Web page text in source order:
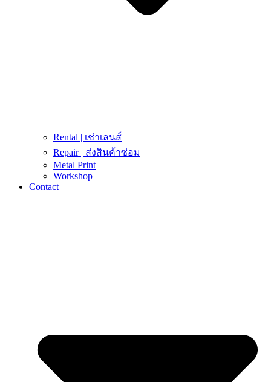
Rental | เช่าเลนส์
Repair | ส่งสินค้าซ่อม
Metal Print
Workshop
Contact